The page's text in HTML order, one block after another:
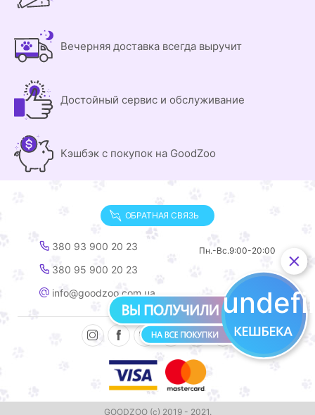
Вечерняя доставка всегда выручит
Достойный сервис и обслуживание
Кэшбэк с покупок на GoodZoo
ОБРАТНАЯ СВЯЗЬ
380 93 900 20 23
380 95 900 20 23
info@goodzoo.com.ua
Пн.-Вс.9:00-20:00
GOODZOO (с) 2019 - 2021.